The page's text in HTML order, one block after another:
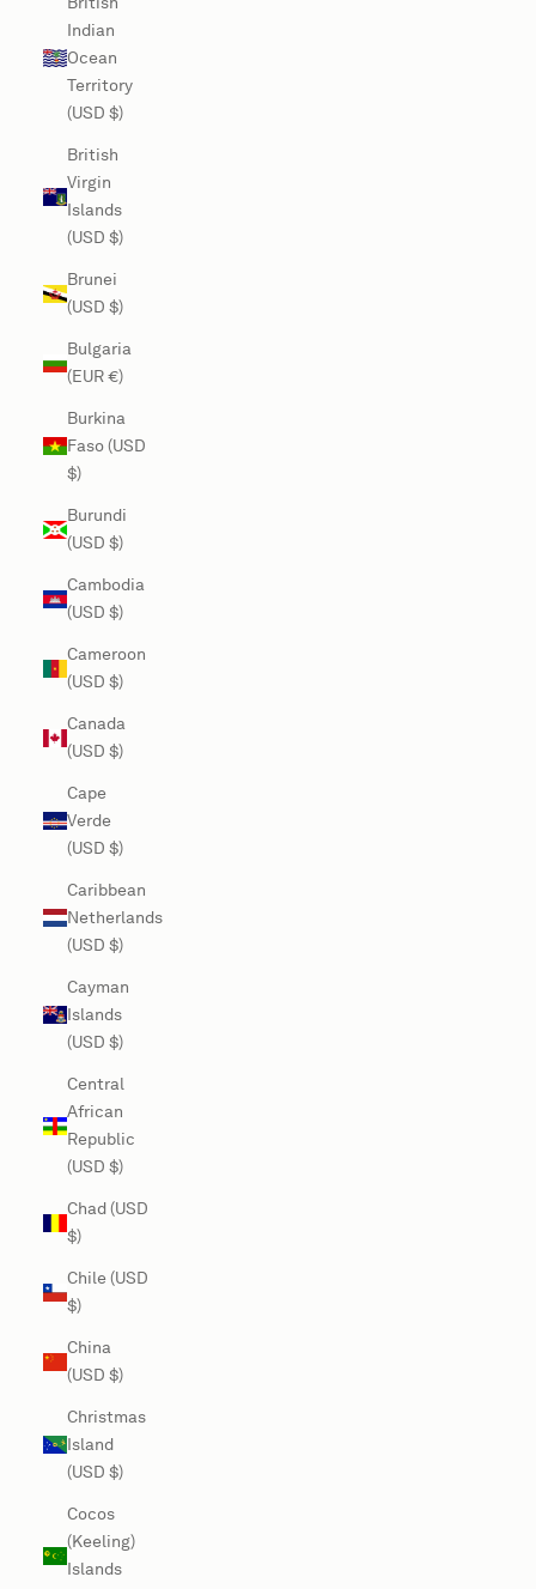
Indian
Ocean
Territory
(USD $)
British
Virgin
Islands
(USD $)
Brunei
(USD $)
Bulgaria
(EUR €)
Burkina
Faso (USD
$)
Burundi
(USD $)
Cambodia
(USD $)
Cameroon
(USD $)
Canada
(USD $)
Cape
Verde
(USD $)
Caribbean
Netherlands
(USD $)
Cayman
Islands
(USD $)
Central
African
Republic
(USD $)
Chad (USD
$)
Chile (USD
$)
China
(USD $)
Christmas
Island
(USD $)
Cocos
(Keeling)
Islands